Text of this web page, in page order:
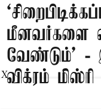
மீனவர்களை
வேண்டும்' -
விக்ரம்
X